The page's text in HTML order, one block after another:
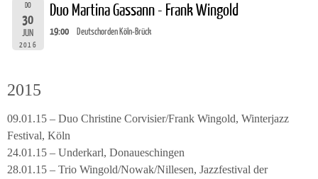
DO
30
JUN
2016
Duo Martina Gassann - Frank Wingold
19:00 Deutschorden Köln-Brück
2015
09.01.15 – Duo Christine Corvisier/Frank Wingold, Winterjazz
Festival, Köln
24.01.15 – Underkarl, Donaueschingen
28.01.15 – Trio Wingold/Nowak/Nillesen, Jazzfestival der